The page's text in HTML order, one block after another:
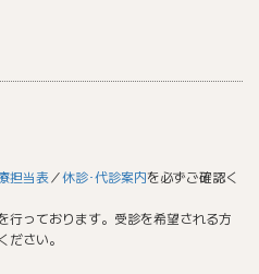
担当表／休診･代診案内を必ずご確認く
っております。受診を希望される方
ださい。